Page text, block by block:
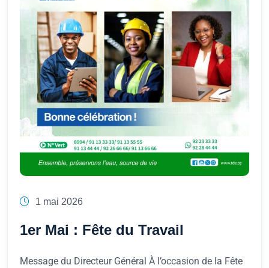
1 mai 2026
1er Mai : Fête du Travail
Message du Directeur Général À l’occasion de la Fête